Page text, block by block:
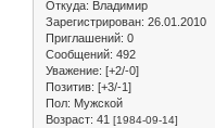
Откуда: Владимир
Зарегистрирован: 26.01.2010
Приглашений: 0
Сообщений: 492
Уважение: [+2/-0]
Позитив: [+3/-1]
Пол: Мужской
Возраст: 41 [1984-09-14]